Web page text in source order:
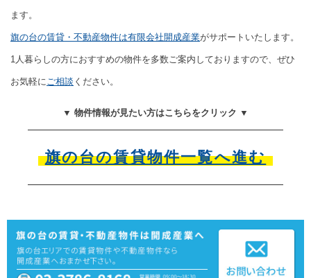
ます。
旗の台の賃貸・不動産物件は有限会社開成産業がサポートいたします。
1人暮らしの方におすすめの物件を多数ご案内しておりますので、ぜひ
お気軽にご相談 ください。
▼ 物件情報が見たい方はこちらをクリック ▼
旗の台の賃貸物件一覧へ進む